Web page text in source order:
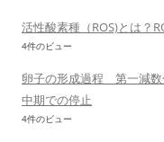
活性酸素種（ROS)とは？
4件のビュー
卵子の形成過程 第一減数
中期での停止
4件のビュー